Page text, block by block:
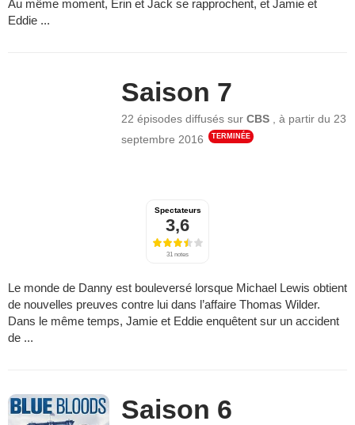
Au même moment, Erin et Jack se rapprochent, et Jamie et
Eddie ...
Saison 7
22 épisodes diffusés surCBS ,à partir du23
septembre 2016
TERMINÉE
Spectateurs
3,6
31 notes
Le monde de Danny est bouleversé lorsque Michael Lewis obtient
de nouvelles preuves contre lui dans l’affaire Thomas Wilder.
Dans le même temps, Jamie et Eddie enquêtent sur un accident
de ...
Saison 6